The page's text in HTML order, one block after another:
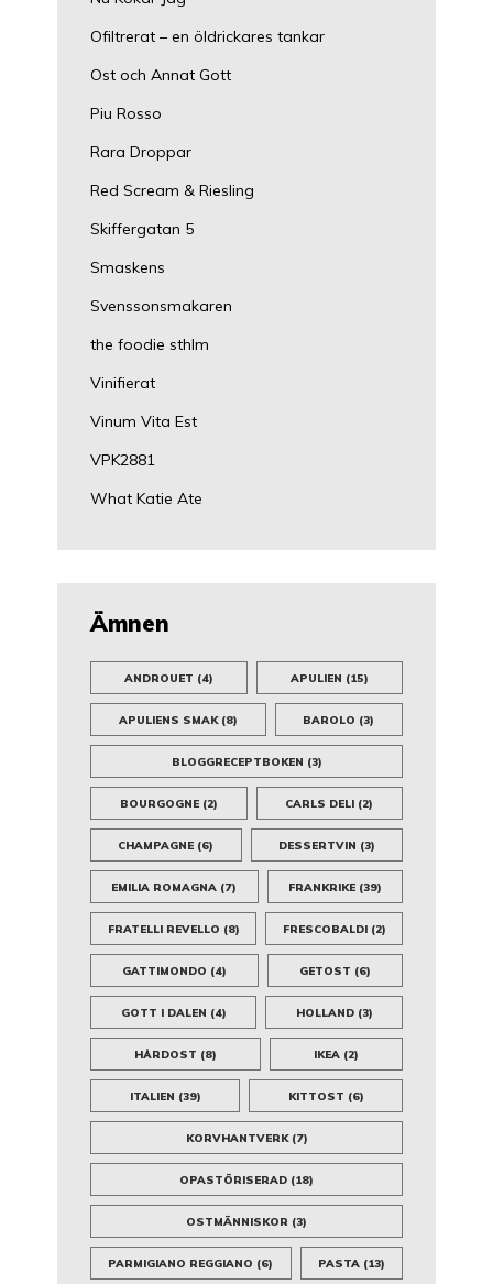
Ofiltrerat – en öldrickares tankar
Ost och Annat Gott
Piu Rosso
Rara Droppar
Red Scream & Riesling
Skiffergatan 5
Smaskens
Svenssonsmakaren
the foodie sthlm
Vinifierat
Vinum Vita Est
VPK2881
What Katie Ate
Ämnen
ANDROUET (4) APULIEN (15)
APULIENS SMAK(8) BAROLO (3)
BLOGGRECEPTBOKEN (3)
BOURGOGNE(2) CARLS DELI (2)
CHAMPAGNE (6) DESSERTVIN (3)
EMILIA ROMAGNA (7) FRANKRIKE(39)
FRATELLI REVELLO (8) FRESCOBALDI(2)
GATTIMONDO (4) GETOST (6)
GOTT I DALEN (4) HOLLAND(3)
HÅRDOST (8) IKEA (2)
ITALIEN (39) KITTOST (6)
KORVHANTVERK(7)
OPASTÖRISERAD (18)
OSTMÄNNISKOR (3)
PARMIGIANO REGGIANO (6) PASTA(13)